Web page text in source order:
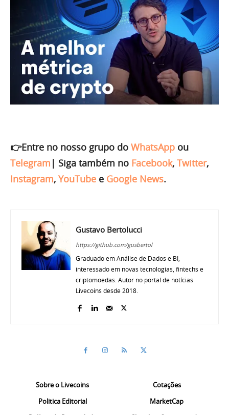
👉Entre no nosso grupo do WhatsApp ou
Telegram | Siga também no Facebook, Twitter,
Instagram, YouTube e Google News.
Gustavo Bertolucci
https://github.com/gusbertol
Graduado em Análise de Dados e BI,
interessado em novas tecnologias, fintechs e
criptomoedas. Autor no portal de notícias
Livecoins desde 2018.
Sobre o Livecoins
Politica Editorial
Cotações
MarketCap